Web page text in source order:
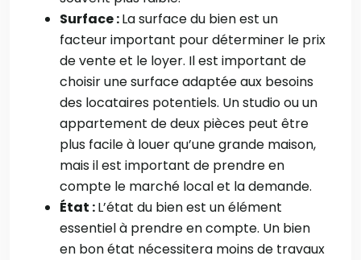
Surface :La surface du bien est un
facteur important pour déterminer le prix
de vente et le loyer. Il est important de
choisir une surface adaptée aux besoins
des locataires potentiels. Un studio ou un
appartement de deux pièces peut être
plus facile à louer qu’une grande maison,
mais il est important de prendre en
compte le marché local et la demande.
État :L’état du bien est un élément
essentiel à prendre en compte. Un bien
en bon état nécessitera moins de travaux